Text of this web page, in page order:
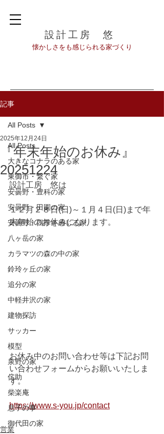
設計工房 悠
​懐かしさをも感じられる家づくり
記事
All Posts
大きなコナラのある家
東御市・繋ぐ家
安曇野・豊科の家
安曇野・田園の家
安曇野・四季を感じる家
八ヶ岳の家
カラマツの森の中の家
鈴玲ヶ丘の家
追分の家
中軽井沢の家
建物探訪
サッカー
模型
泉野の家
侘助
柴楽庵
息子の事
御代田の家
All Posts
『年末年始のお休み』
20251224
2025年12月24日
設計工房　悠は
１２月２８日(日)～１月４日(日)まで年
末年始のお休みになります。
お休み中のお問い合わせ等は下記お問
い合わせフォームからお願いいたしま
す。
https://www.s-you.jp/contact
営業